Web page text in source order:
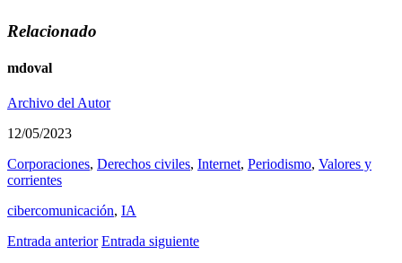
Relacionado
mdoval
Archivo del Autor
12/05/2023
Corporaciones, Derechos civiles, Internet, Periodismo, Valores y
corrientes
cibercomunicación, IA
Entrada anterior Entrada siguiente